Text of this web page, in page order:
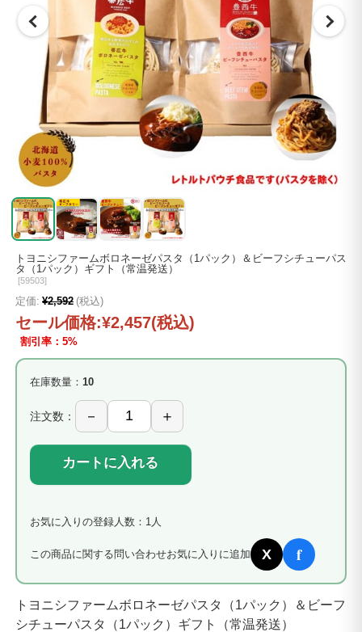
トヨニシファームボロネーゼパスタ（1パック）＆ビーフシチューパス
タ（1パック）ギフト（常温発送）
[59503]
定価: ¥2,592 (税込)
セール価格:¥2,457(税込)
割引率：5%
在庫数量： 10
注文数：
カートに入れる
お気に入りの登録人数：1人
この商品に関する問い合わせお気に入りに追加 X f
トヨニシファームボロネーゼパスタ（1パック）＆ビーフ
シチューパスタ（1パック）ギフト（常温発送）